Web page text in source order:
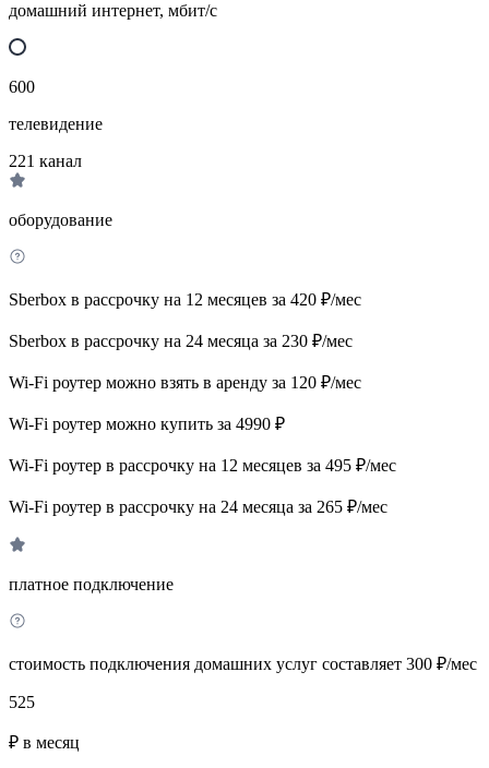
домашний интернет, мбит/с
600
телевидение
221 канал
оборудование
Sberbox в рассрочку на 12 месяцев за 420 ₽/мес
Sberbox в рассрочку на 24 месяца за 230 ₽/мес
Wi-Fi роутер можно взять в аренду за 120 ₽/мес
Wi-Fi роутер можно купить за 4990 ₽
Wi-Fi роутер в рассрочку на 12 месяцев за 495 ₽/мес
Wi-Fi роутер в рассрочку на 24 месяца за 265 ₽/мес
платное подключение
стоимость подключения домашних услуг составляет 300 ₽/мес
525
₽ в месяц